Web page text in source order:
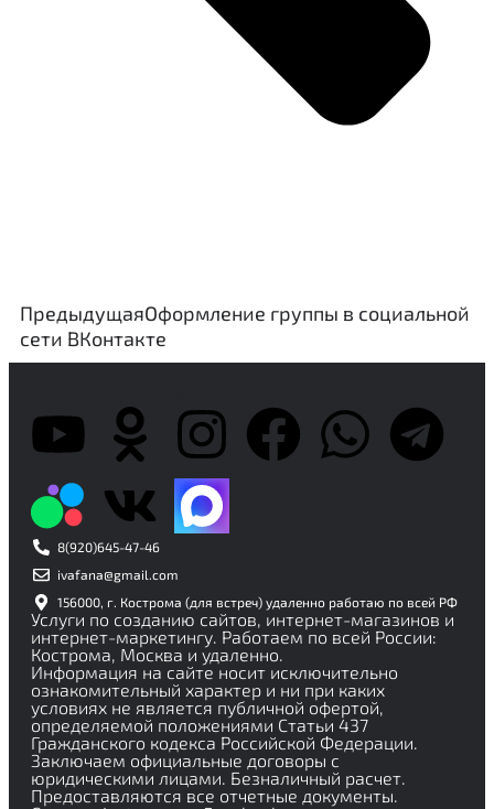
ПредыдущаяОформление группы в социальной
сети ВКонтакте
8(920)645-47-46
ivafana@gmail.com
156000, г. Кострома (для встреч) удаленно работаю по всей РФ
Услуги по созданию сайтов, интернет-магазинов и
интернет-маркетингу. Работаем по всей России:
Кострома, Москва и удаленно.
Информация на сайте носит исключительно
ознакомительный характер и ни при каких
условиях не является публичной офертой,
определяемой положениями Статьи 437
Гражданского кодекса Российской Федерации.
Заключаем официальные договоры с
юридическими лицами. Безналичный расчет.
Предоставляются все отчетные документы.